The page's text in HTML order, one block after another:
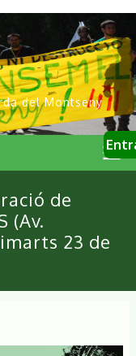
del Montseny
de
(Av.
23 de